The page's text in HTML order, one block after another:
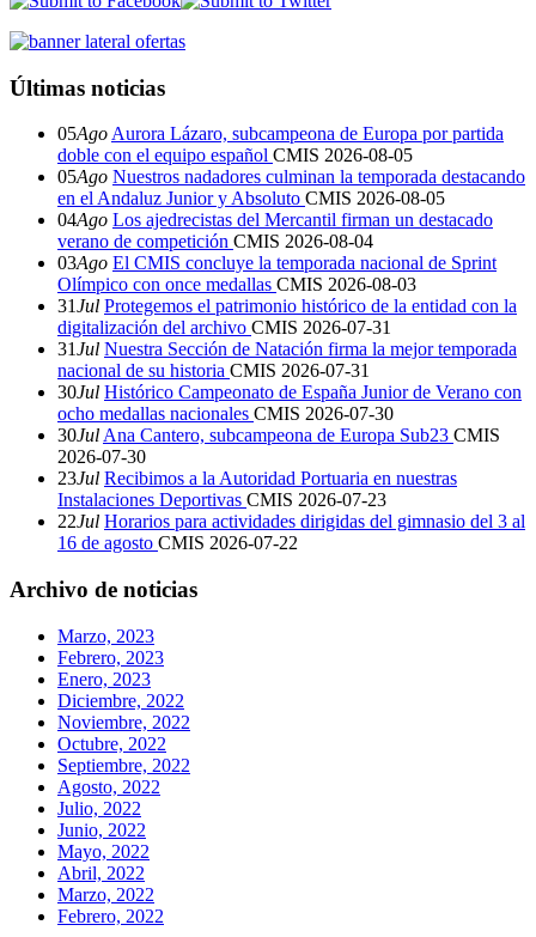
Últimas noticias
05Ago Aurora Lázaro, subcampeona de Europa por partida
doble con el equipo español CMIS 2026-08-05
05Ago Nuestros nadadores culminan la temporada destacando
en el Andaluz Junior y Absoluto CMIS 2026-08-05
04Ago Los ajedrecistas del Mercantil firman un destacado
verano de competición CMIS 2026-08-04
03Ago El CMIS concluye la temporada nacional de Sprint
Olímpico con once medallas CMIS 2026-08-03
31Jul Protegemos el patrimonio histórico de la entidad con la
digitalización del archivo CMIS 2026-07-31
31Jul Nuestra Sección de Natación firma la mejor temporada
nacional de su historia CMIS 2026-07-31
30Jul Histórico Campeonato de España Junior de Verano con
ocho medallas nacionales CMIS 2026-07-30
30Jul Ana Cantero, subcampeona de Europa Sub23 CMIS
2026-07-30
23Jul Recibimos a la Autoridad Portuaria en nuestras
Instalaciones Deportivas CMIS 2026-07-23
22Jul Horarios para actividades dirigidas del gimnasio del 3 al
16 de agosto CMIS 2026-07-22
Archivo de noticias
Marzo, 2023
Febrero, 2023
Enero, 2023
Diciembre, 2022
Noviembre, 2022
Octubre, 2022
Septiembre, 2022
Agosto, 2022
Julio, 2022
Junio, 2022
Mayo, 2022
Abril, 2022
Marzo, 2022
Febrero, 2022